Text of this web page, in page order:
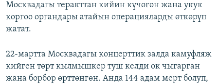
Москвадагы теракттан кийин күчөгөн жана укук
коргоо органдары атайын операцияларды өткөрүп
жатат.
22-мартта Москвадагы концерттик залда камуфляж
кийген төрт кылмышкер туш келди ок чыгарган
жана борбор өрттөнгөн. Анда 144 адам мерт болуп,